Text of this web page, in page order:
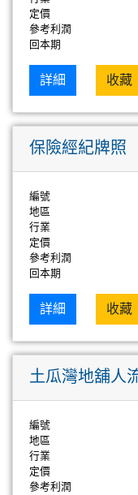
定價
參考利潤
回本期
詳細 收藏
保險經紀牌照
編號
地區
行業
定價
參考利潤
回本期
詳細 收藏
土瓜灣地舖人
編號
地區
行業
定價
參考利潤